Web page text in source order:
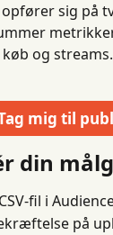
sig på
og streams.
mig til
din
fil i
på